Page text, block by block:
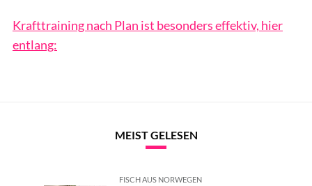
Krafttraining nach Plan ist besonders effektiv, hier
entlang:
MEIST GELESEN
FISCH AUS NORWEGEN